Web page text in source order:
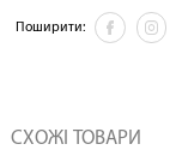
Поширити:
СХОЖІ ТОВАРИ